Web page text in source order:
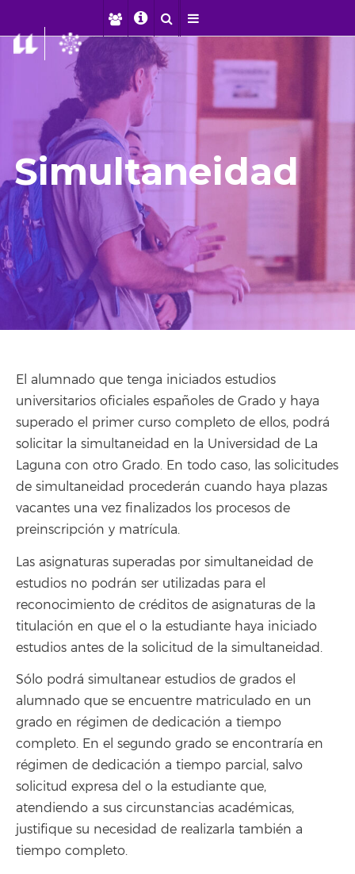
Simultaneidad
El alumnado que tenga iniciados estudios
universitarios oficiales españoles de Grado y haya
superado el primer curso completo de ellos, podrá
solicitar la simultaneidad en la Universidad de La
Laguna con otro Grado. En todo caso, las solicitudes
de simultaneidad procederán cuando haya plazas
vacantes una vez finalizados los procesos de
preinscripción y matrícula.
Las asignaturas superadas por simultaneidad de
estudios no podrán ser utilizadas para el
reconocimiento de créditos de asignaturas de la
titulación en que el o la estudiante haya iniciado
estudios antes de la solicitud de la simultaneidad.
Sólo podrá simultanear estudios de grados el
alumnado que se encuentre matriculado en un
grado en régimen de dedicación a tiempo
completo. En el segundo grado se encontraría en
régimen de dedicación a tiempo parcial, salvo
solicitud expresa del o la estudiante que,
atendiendo a sus circunstancias académicas,
justifique su necesidad de realizarla también a
tiempo completo.